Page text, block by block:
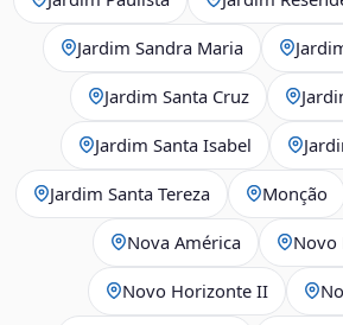
Jardim Sandra Maria
Jardim Santa Cruz
Jardim Santa Isabel
Jardim Santa Tereza Monção
Nova América Novo
Novo Horizonte II